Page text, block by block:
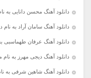
دانلود آهنگ محسن دانایی به
دانلود آهنگ سامان آراد به نام
دانلود آهنگ عرفان طهماسبی
دانلود آهنگ دیجی مهرز به نام مهرز
دانلود آهنگ شاهین شرفی به